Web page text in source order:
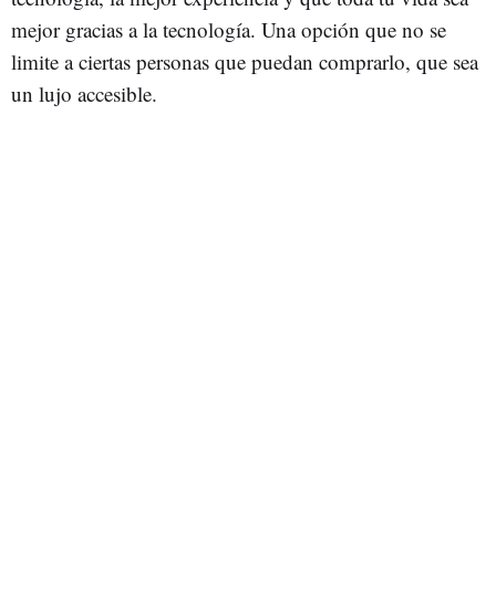
mejor gracias a la tecnología. Una opción que no se
limite a ciertas personas que puedan comprarlo, que sea
un lujo accesible.